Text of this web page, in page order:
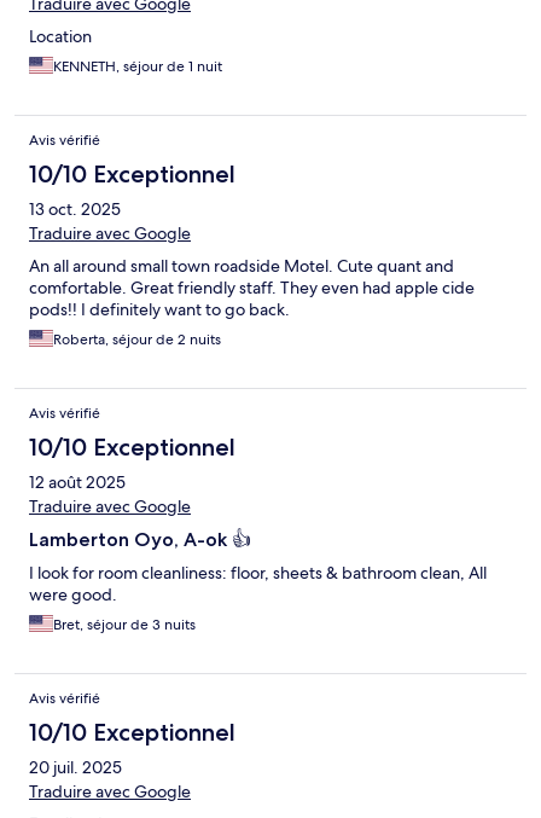
Location
KENNETH, séjour de 1 nuit
Avis vérifié
10/10 Exceptionnel
13 oct. 2025
Traduire avec Google
An all around small town roadside Motel. Cute quant and
comfortable. Great friendly staff. They even had apple cide
pods!! I definitely want to go back.
Roberta, séjour de 2 nuits
Avis vérifié
10/10 Exceptionnel
12 août 2025
Traduire avec Google
Lamberton Oyo, A-ok 👍
I look for room cleanliness: floor, sheets & bathroom clean, All
were good.
Bret, séjour de 3 nuits
Avis vérifié
10/10 Exceptionnel
20 juil. 2025
Traduire avec Google